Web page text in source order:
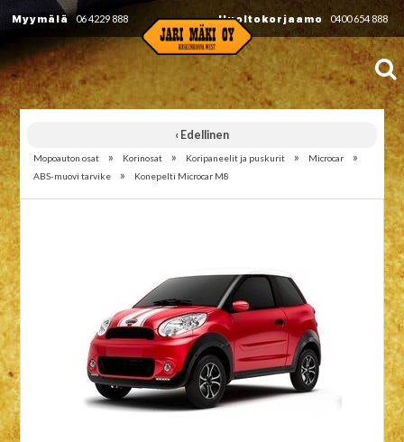
Myymälä 06 4229 888 Huoltokorjaamo 0400 654 888
‹ Edellinen
Mopoauton osat » Korinosat » Koripaneelit ja puskurit » Microcar »
ABS-muovi tarvike » Konepelti Microcar M8